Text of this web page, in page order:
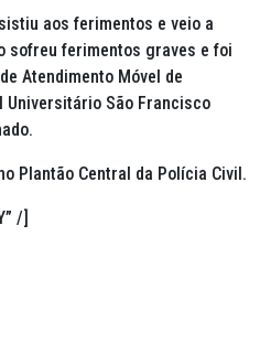
aos ferimentos e veio a
sofreu ferimentos graves e foi
Atendimento Móvel de
Universitário São Francisco
Plantão Central da Polícia Civil.
/]